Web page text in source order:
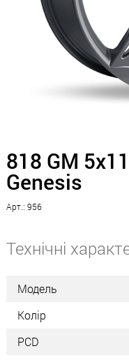
818 GM
Genesis
Арт.: 956
Технічні
Модель
Колір
PCD